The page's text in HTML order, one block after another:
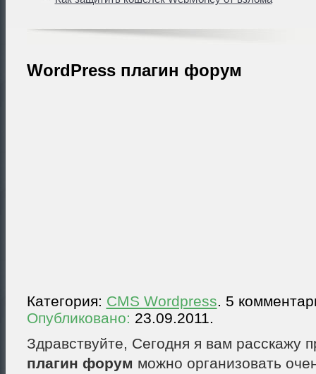
WordPress плагин форум
Категория: CMS Wordpress. 5
Опубликовано: 23.09.2011.
Здравствуйте, Сегодня я вам расскажу
плагин форум можно организовать